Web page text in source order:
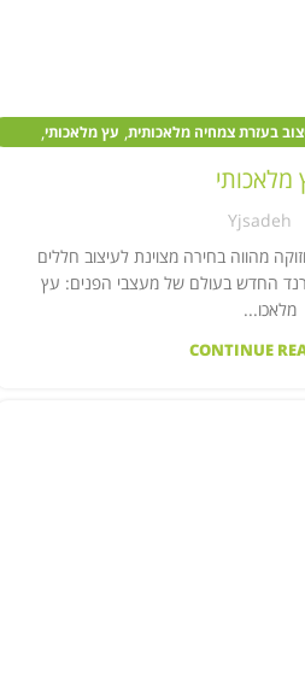
בעזרת צמחיה מלאכותית, עץ מלאכותי,
מלאכותיים לבית
מלאכותי
Yjsadeh
מהווה בחירה מצוינת לעיצוב חללים
החדש בעולם של מעצבי הפנים: עץ
מלאכו...
CONTINUE